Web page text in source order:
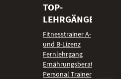
TOP-
LEHRGÄNGE
Fitnesstrainer A-
und B-Lizenz
Fernlehrgang
Ernährungsberater
Personal Trainer